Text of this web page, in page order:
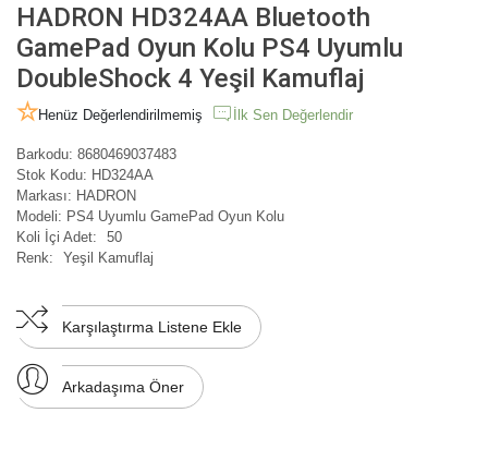
HADRON HD324AA Bluetooth
GamePad Oyun Kolu PS4 Uyumlu
DoubleShock 4 Yeşil Kamuflaj
Henüz Değerlendirilmemiş İlk Sen Değerlendir
Barkodu: 8680469037483
Stok Kodu: HD324AA
Markası: HADRON
Modeli: PS4 Uyumlu GamePad Oyun Kolu
Koli İçi Adet:
50
Renk:
Yeşil Kamuflaj
Karşılaştırma Listene Ekle
Arkadaşıma Öner